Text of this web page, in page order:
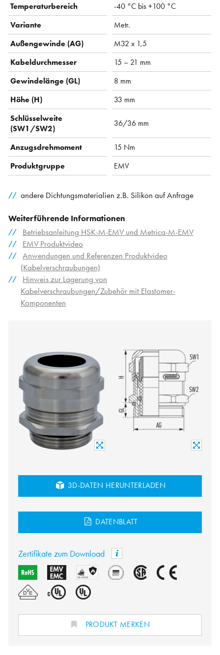
Temperaturbereich
-40 °C bis +100 °C
Variante
Metr.
Außengewinde (AG)
M32 x 1,5
Kabeldurchmesser
15 – 21 mm
Gewindelänge (GL)
8 mm
Höhe (H)
33 mm
Schlüsselweite
(SW1/SW2)
36/36 mm
Anzugsdrehmoment
15 Nm
Produktgruppe
EMV
andere Dichtungsmaterialien z.B. Silikon auf Anfrage
Weiterführende Informationen
Betriebsanleitung HSK-M-EMV und Metrica-M-EMV
EMV Produktvideo
Anwendungen und Referenzen Produktvideo
(Kabelverschraubungen)
Hinweis zur Lagerung von
Kabelverschraubungen/Zubehör mit Elastomer-
Komponenten
3D-DATEN HERUNTERLADEN
DATENBLATT
Zertifikate zum Download
PRODUKT MERKEN